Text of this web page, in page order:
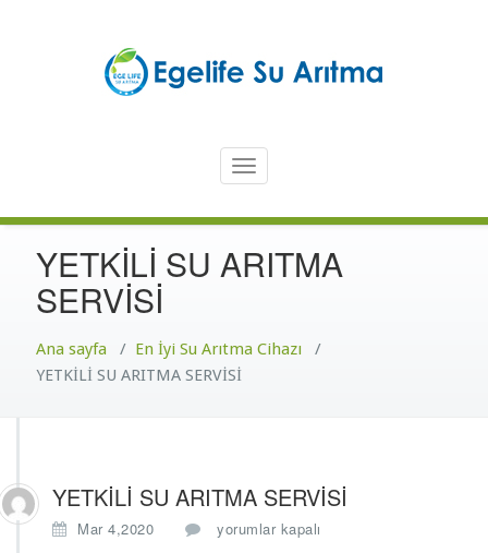
En İyi Su Arıtma Cihazı – Ege
Life Su Arıtma Cihazı
Toggle
navigation
YETKİLİ SU ARITMA
SERVİSİ
Ana sayfa / En İyi Su Arıtma Cihazı /
YETKİLİ SU ARITMA SERVİSİ
YETKİLİ SU ARITMA SERVİSİ
Mar 4,2020
Y
yorumlar kapalı